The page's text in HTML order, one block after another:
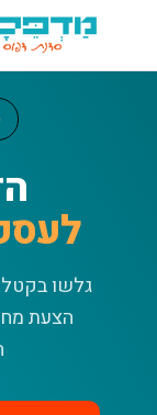
דלג לתוכן הראשי
גלשו
הצעת